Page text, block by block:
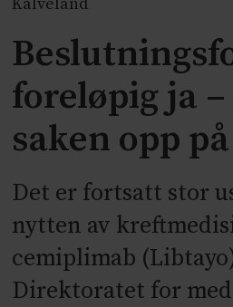
Kalveland
foreløpig ja
saken opp
Det er fortsatt stor
nytten av
cemiplimab
Direktoratet for